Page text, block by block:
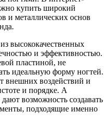
купить широкий
и металлических основ
высококачественных
и эффективностью.
пластиной, не
идеальную форму ногтей.
воздействий и
и порядке. А
возможность создавать
подходящие именно